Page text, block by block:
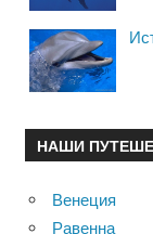
НАШИ
Венеция
Равенна